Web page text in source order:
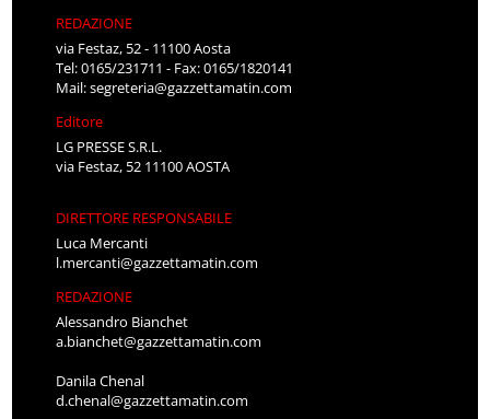
REDAZIONE
via Festaz, 52 - 11100 Aosta
Tel: 0165/231711 - Fax: 0165/1820141
Mail:segreteria@gazzettamatin.com
Editore
LG PRESSE S.R.L.
via Festaz, 52 11100 AOSTA
DIRETTORE RESPONSABILE
Luca Mercanti
l.mercanti@gazzettamatin.com
REDAZIONE
Alessandro Bianchet
a.bianchet@gazzettamatin.com
Danila Chenal
d.chenal@gazzettamatin.com